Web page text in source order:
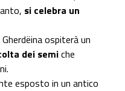
si celebra un
ospiterà un
dei semiche
esposto in un antico